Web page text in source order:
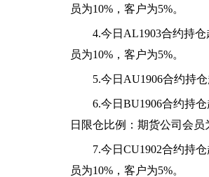
员为10%，客户为5%。
4.今日AL1903合约持
员为10%，客户为5%。
5.今日AU1906合约持
6.今日 BU1906合约持
日限仓比例：期货公司会员
7.今日CU1902合约持
员为10%，客户为5%。